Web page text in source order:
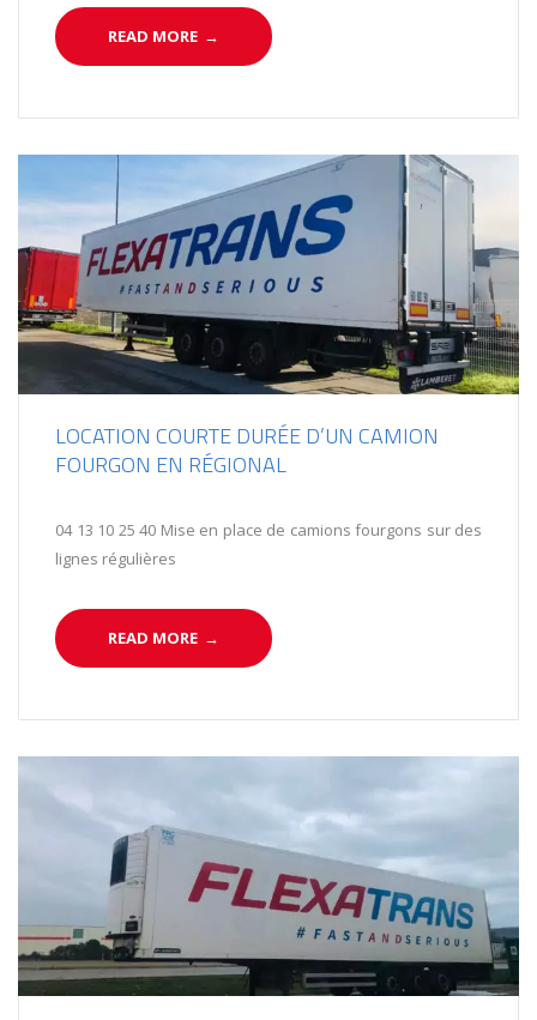
READ MORE →
LOCATION COURTE DURÉE D’UN CAMION
FOURGON EN RÉGIONAL
04 13 10 25 40 Mise en place de camions fourgons sur des
lignes régulières
READ MORE →